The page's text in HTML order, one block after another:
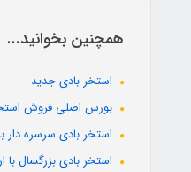
همچنین بخوانید...
استخر بادی جدید
بورس اصلی فروش
استخر بادی سرسره دار
استخر بادی بزرگسال با